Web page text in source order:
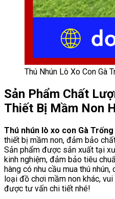
Thú Nhún Lò Xo Con Gà
Sản Phẩm Chất
Thiết Bị Mầm Non
Thú nhún lò xo con Gà Trống
thiết bị mầm non, đảm bảo
Sản phẩm được sản xuất tại
kinh nghiệm, đảm bảo tiêu
hàng có nhu cầu mua thú
loại đồ chơi mầm non khác,
được tư vấn chi tiết nhé!